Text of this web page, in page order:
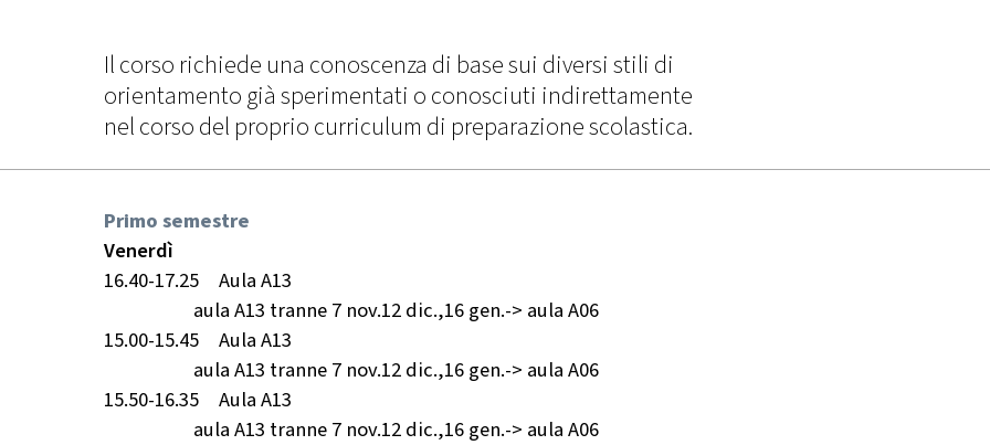
Il corso richiede una conoscenza di base sui diversi stili di
orientamento già sperimentati o conosciuti indirettamente
nel corso del proprio curriculum di preparazione scolastica.
Primo semestre
Venerdì
16.40-17.25
Aula A13
aula A13 tranne 7 nov.12 dic.,16 gen.-> aula A06
15.00-15.45
Aula A13
aula A13 tranne 7 nov.12 dic.,16 gen.-> aula A06
15.50-16.35
Aula A13
aula A13 tranne 7 nov.12 dic.,16 gen.-> aula A06